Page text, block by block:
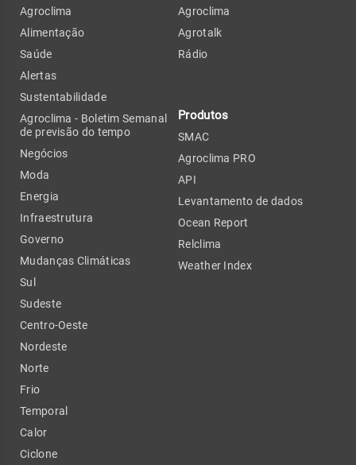
Agroclima
Alimentação
Saúde
Alertas
Sustentabilidade
Agroclima - Boletim Semanal
de previsão do tempo
Negócios
Moda
Energia
Infraestrutura
Governo
Mudanças Climáticas
Sul
Sudeste
Centro-Oeste
Nordeste
Norte
Frio
Temporal
Calor
Ciclone
Agroclima
Agrotalk
Rádio
Produtos
SMAC
Agroclima PRO
API
Levantamento de dados
Ocean Report
Relclima
Weather Index